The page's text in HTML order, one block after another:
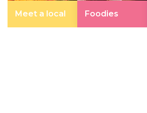
Meet a local Foodies